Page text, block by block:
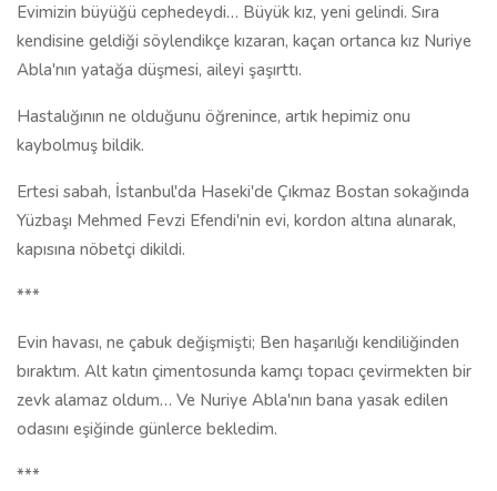
Evimizin büyüğü cephedeydi… Büyük kız, yeni gelindi. Sıra
kendisine geldiği söylendikçe kızaran, kaçan ortanca kız Nuriye
Abla'nın yatağa düşmesi, aileyi şaşırttı.
Hastalığının ne olduğunu öğrenince, artık hepimiz onu
kaybolmuş bildik.
Ertesi sabah, İstanbul'da Haseki'de Çıkmaz Bostan sokağında
Yüzbaşı Mehmed Fevzi Efendi'nin evi, kordon altına alınarak,
kapısına nöbetçi dikildi.
***
Evin havası, ne çabuk değişmişti; Ben haşarılığı kendiliğinden
bıraktım. Alt katın çimentosunda kamçı topacı çevirmekten bir
zevk alamaz oldum… Ve Nuriye Abla'nın bana yasak edilen
odasını eşiğinde günlerce bekledim.
***